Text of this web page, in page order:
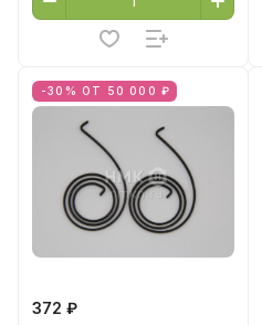
-30% ОТ 50 000 ₽
372 ₽